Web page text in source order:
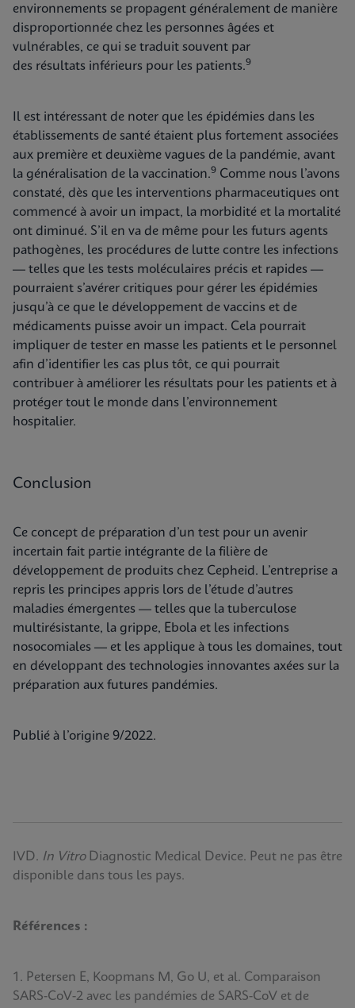
environnements se propagent généralement de manière
disproportionnée chez les personnes âgées et
vulnérables, ce qui se traduit souvent par
des résultats inférieurs pour les patients.9
Il est intéressant de noter que les épidémies dans les
établissements de santé étaient plus fortement associées
aux première et deuxième vagues de la pandémie, avant
la généralisation de la vaccination.9 Comme nous l’avons
constaté, dès que les interventions pharmaceutiques ont
commencé à avoir un impact, la morbidité et la mortalité
ont diminué. S’il en va de même pour les futurs agents
pathogènes, les procédures de lutte contre les infections
— telles que les tests moléculaires précis et rapides —
pourraient s’avérer critiques pour gérer les épidémies
jusqu’à ce que le développement de vaccins et de
médicaments puisse avoir un impact. Cela pourrait
impliquer de tester en masse les patients et le personnel
afin d’identifier les cas plus tôt, ce qui pourrait
contribuer à améliorer les résultats pour les patients et à
protéger tout le monde dans l’environnement
hospitalier.
Conclusion
Ce concept de préparation d’un test pour un avenir
incertain fait partie intégrante de la filière de
développement de produits chez Cepheid. L’entreprise a
repris les principes appris lors de l’étude d’autres
maladies émergentes — telles que la tuberculose
multirésistante, la grippe, Ebola et les infections
nosocomiales — et les applique à tous les domaines, tout
en développant des technologies innovantes axées sur la
préparation aux futures pandémies.
Publié à l’origine 9/2022.
IVD. In VitroDiagnostic Medical Device. Peut ne pas être
disponible dans tous les pays.
Références :
1. Petersen E, Koopmans M, Go U, et al. Comparaison
SARS-CoV-2 avec les pandémies de SARS-CoV et de